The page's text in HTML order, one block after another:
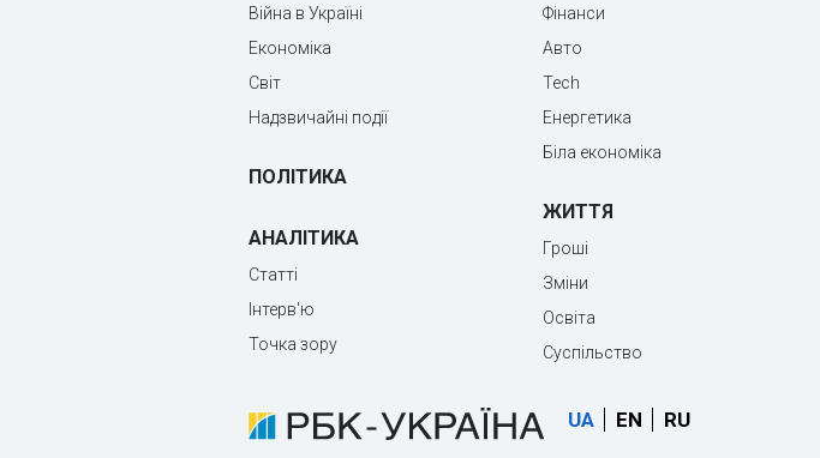
Війна в Україні
Економіка
Світ
Надзвичайні події
ПОЛІТИКА
АНАЛІТИКА
Статті
Інтерв'ю
Точка зору
Фінанси
Авто
Tech
Енергетика
Біла економіка
ЖИТТЯ
Гроші
Зміни
Освіта
Суспільство
UA EN RU